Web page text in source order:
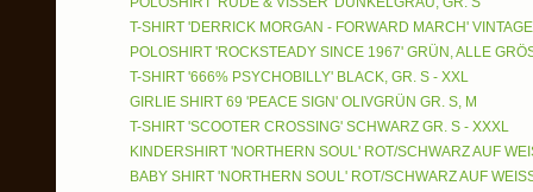
T-SHIRT 'DERRICK MORGAN - FORWARD MARCH'
POLOSHIRT 'ROCKSTEADY SINCE 1967' GRÜN, ALLE
T-SHIRT '666% PSYCHOBILLY' BLACK, GR. S - XXL
GIRLIE SHIRT 69 'PEACE SIGN' OLIVGRÜN GR. S, M
T-SHIRT 'SCOOTER CROSSING' SCHWARZ GR. S - XXXL
KINDERSHIRT 'NORTHERN SOUL' ROT/SCHWARZ AUF
BABY SHIRT 'NORTHERN SOUL' ROT/SCHWARZ AUF